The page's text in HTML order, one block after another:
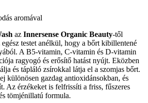
aromával
az Innersense Organic Beauty-től
testet anélkül, hogy a bőrt kibillentené
A B5-vitamin, C-vitamin és D-vitamin
ragyogó és erősítő hatást nyújt. Eközben
és tápláló zsírokkal látja el a szomjas bőrt.
különösen gazdag antioxidánsokban, és
Az érzékeket is felfrissíti a friss, fűszeres
tömjénillatú formula.